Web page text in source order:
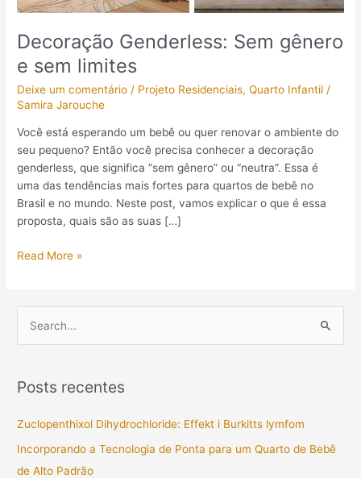
Decoração Genderless: Sem gênero
e sem limites
Deixe um comentário / Projeto Residenciais,Quarto Infantil /
Samira Jarouche
Você está esperando um bebê ou quer renovar o ambiente do
seu pequeno? Então você precisa conhecer a decoração
genderless, que significa “sem gênero” ou “neutra”. Essa é
uma das tendências mais fortes para quartos de bebê no
Brasil e no mundo. Neste post, vamos explicar o que é essa
proposta, quais são as suas […]
Read More »
qPosts recentes
Zuclopenthixol Dihydrochloride: Effekt i Burkitts lymfom
Incorporando a Tecnologia de Ponta para um Quarto de Bebê
de Alto Padrão